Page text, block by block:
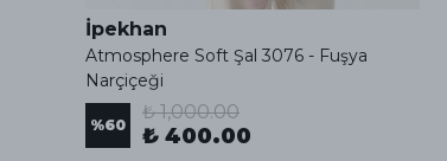
İpekhan
Atmosphere Soft Şal 3076 - Fuşya
Narçiçeği
%60
₺ 1,000.00
₺ 400.00